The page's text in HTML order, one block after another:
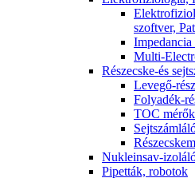
szoftver,
Multi-
Részecske-és
Levegő-
Folyadék-
TOC mérők
Nukleinsav-
Pipetták, robotok